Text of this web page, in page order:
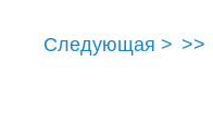
Следующая > >>